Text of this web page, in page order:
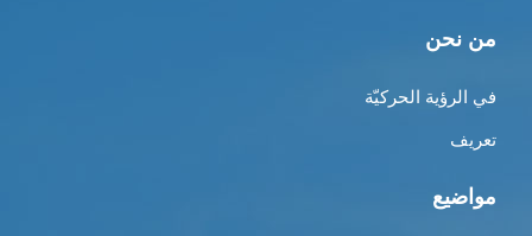
من نحن
في الرؤية الحركيّة
تعريف
مواضيع